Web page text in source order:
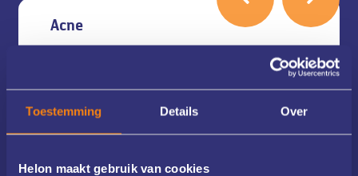
Toestemming Details Over
Helon maakt gebruik van cookies
Acne
Acne conglobata
Acne excoriée (des jeunes filles)
Acne inversa